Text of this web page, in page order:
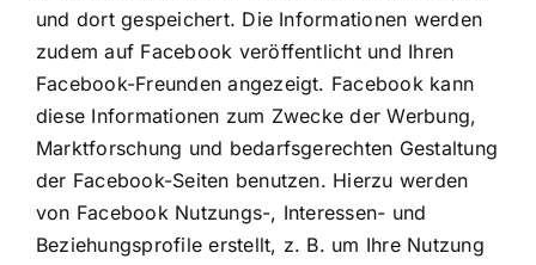
und dort gespeichert. Die Informationen werden
zudem auf Facebook veröffentlicht und Ihren
Facebook-Freunden angezeigt. Facebook kann
diese Informationen zum Zwecke der Werbung,
Marktforschung und bedarfsgerechten Gestaltung
der Facebook-Seiten benutzen. Hierzu werden
von Facebook Nutzungs-, Interessen- und
Beziehungsprofile erstellt, z. B. um Ihre Nutzung